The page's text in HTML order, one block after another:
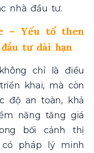
nhà đầu tư.
– Yếu tố then
tư dài hạn
chỉ là điều
khai, mà còn
độ an toàn, khả
năng tăng giá
bối cảnh thị
pháp lý minh